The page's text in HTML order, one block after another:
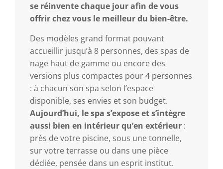
se réinvente chaque jour afin de vous
offrir chez vous le meilleur du bien-être.
Des modèles grand format pouvant
accueillir jusqu’à 8 personnes, des spas de
nage haut de gamme ou encore des
versions plus compactes pour 4 personnes
: à chacun son spa selon l’espace
disponible, ses envies et son budget.
Aujourd’hui, le spa s’expose et s’intègre
aussi bien en intérieur qu’en extérieur :
près de votre piscine, sous une tonnelle,
sur votre terrasse ou dans une pièce
dédiée, pensée dans un esprit institut.